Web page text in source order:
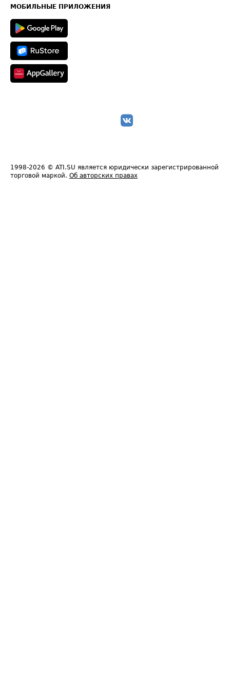
Техническая информация
МОБИЛЬНЫЕ ПРИЛОЖЕНИЯ
1998-2026 © ATI.SU является юридически зарегистрированной
торговой маркой. Об авторских правах